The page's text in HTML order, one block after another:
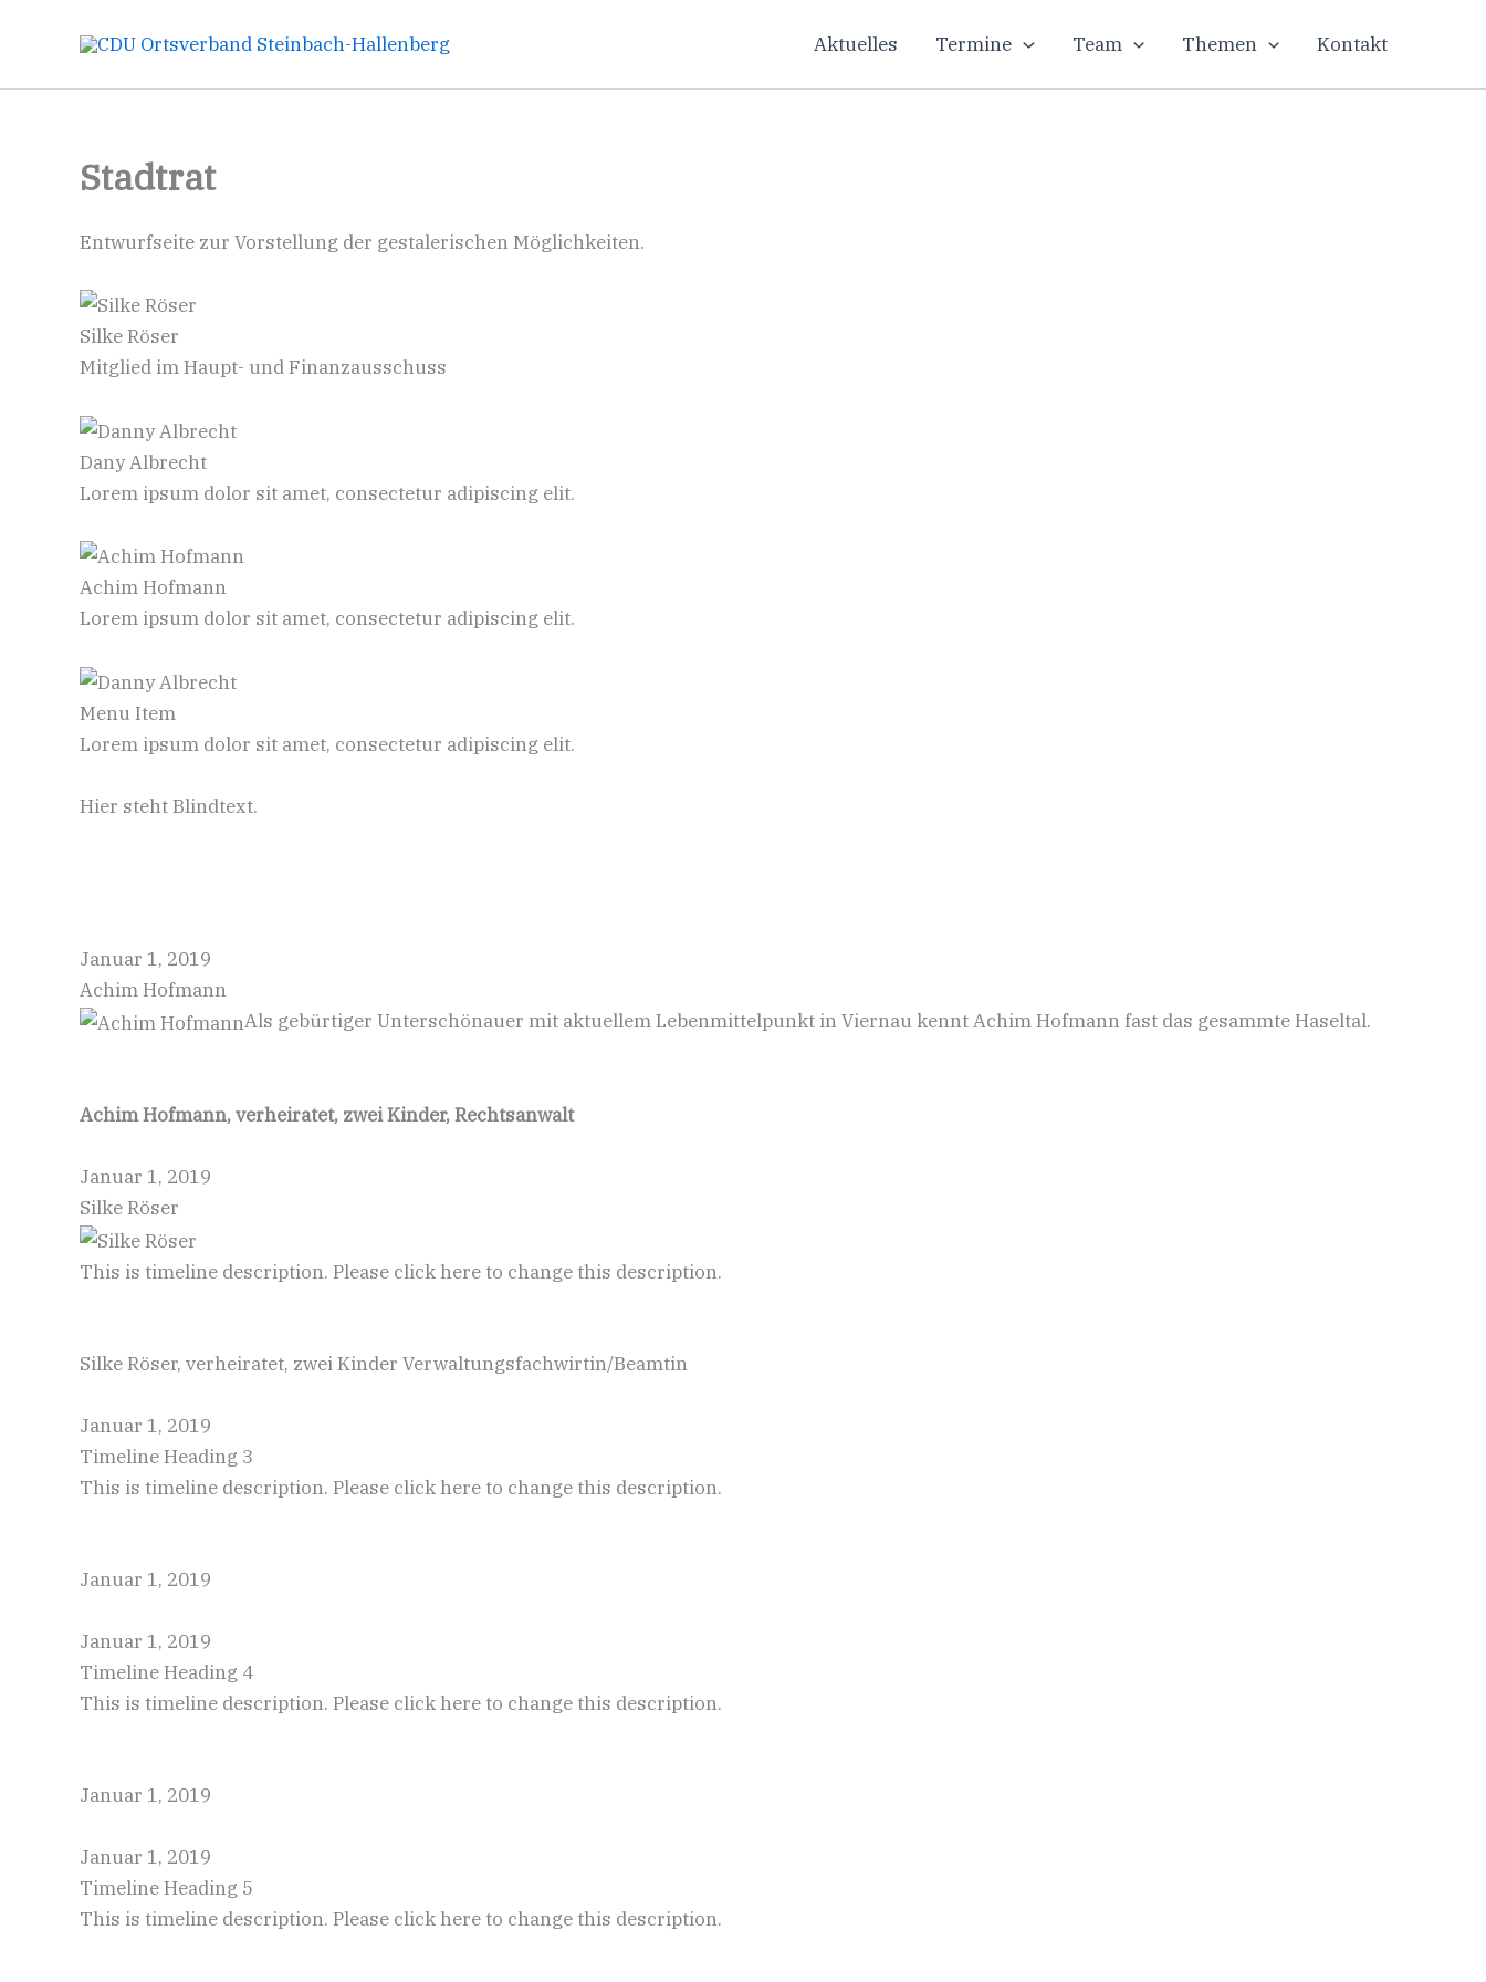
Aktuelles Termine Team Themen Kontakt
Stadtrat
Entwurfseite zur Vorstellung der gestalerischen Möglichkeiten.
Silke Röser
Mitglied im Haupt- und Finanzausschuss
Dany Albrecht
Lorem ipsum dolor sit amet, consectetur adipiscing elit.
Achim Hofmann
Lorem ipsum dolor sit amet, consectetur adipiscing elit.
Menu Item
Lorem ipsum dolor sit amet, consectetur adipiscing elit.
Hier steht Blindtext.
Januar 1, 2019
Achim Hofmann
Als gebürtiger Unterschönauer mit aktuellem Lebenmittelpunkt in Viernau kennt Achim Hofmann fast das gesammte Haseltal.
Achim Hofmann, verheiratet, zwei Kinder, Rechtsanwalt
Januar 1, 2019
Silke Röser
This is timeline description. Please click here to change this description.
Silke Röser, verheiratet, zwei Kinder Verwaltungsfachwirtin/Beamtin
Januar 1, 2019
Timeline Heading 3
This is timeline description. Please click here to change this description.
Januar 1, 2019
Januar 1, 2019
Timeline Heading 4
This is timeline description. Please click here to change this description.
Januar 1, 2019
Januar 1, 2019
Timeline Heading 5
This is timeline description. Please click here to change this description.